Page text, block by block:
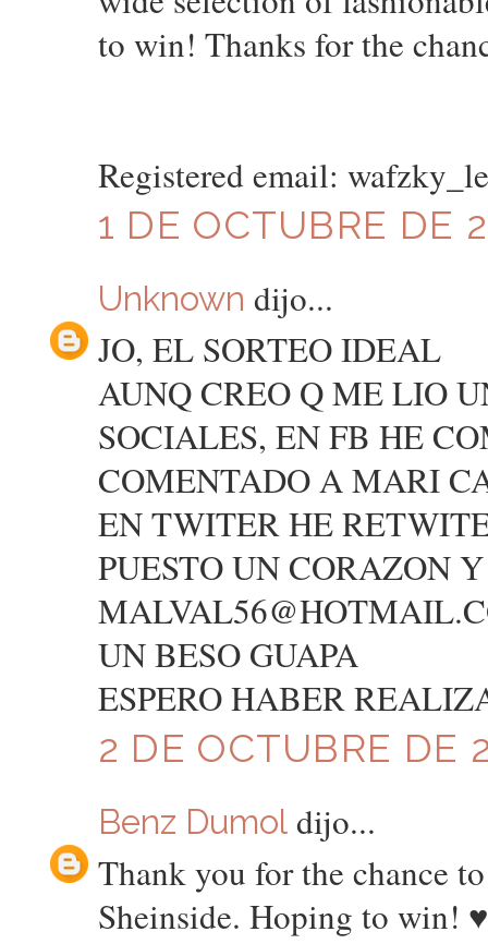
to win! Thanks for the
Registered email:
1 DE OCTUBRE DE
Unknown dijo...
JO, EL SORTEO IDEAL
AUNQ CREO Q ME LIO
SOCIALES, EN FB HE
COMENTADO A MARI
EN TWITER HE
PUESTO UN CORAZON
UN BESO GUAPA
ESPERO HABER
2 DE OCTUBRE DE
Benz Dumoldijo...
Thank you for the chance
Sheinside. Hoping to win!